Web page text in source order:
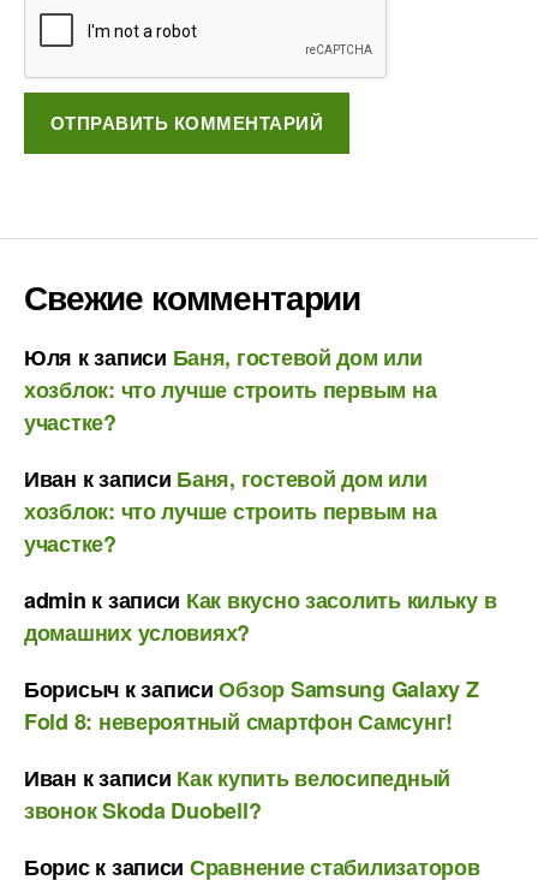
Свежие комментарии
Юля к записи Баня, гостевой дом или
хозблок: что лучше строить первым на
участке?
Иван к записи Баня, гостевой дом или
хозблок: что лучше строить первым на
участке?
admin к записи Как вкусно засолить кильку в
домашних условиях?
Борисыч к записиОбзор Samsung Galaxy Z
Fold 8: невероятный смартфон Самсунг!
Иван к записи Как купить велосипедный
звонок Skoda Duobell?
Бориск записи Сравнение стабилизаторов